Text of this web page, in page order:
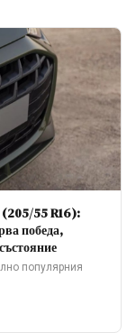
55 R16):
победа,
популярния